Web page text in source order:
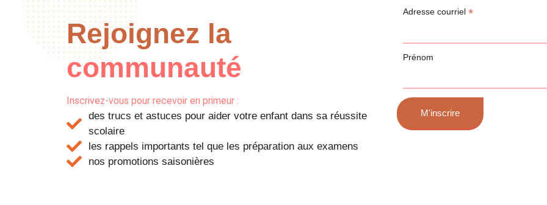
Rejoignez la
communauté
Inscrivez-vous pour recevoir en primeur :
des trucs et astuces pour aider votre enfant dans sa réussite
scolaire
les rappels importants tel que les préparation aux examens
nos promotions saisonières
Adresse courriel*
Prénom